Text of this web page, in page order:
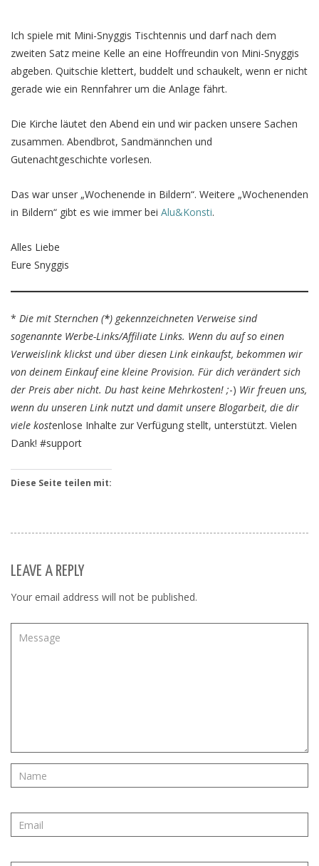
Ich spiele mit Mini-Snyggis Tischtennis und darf nach dem
zweiten Satz meine Kelle an eine Hoffreundin von Mini-Snyggis
abgeben. Quitschie klettert, buddelt und schaukelt, wenn er nicht
gerade wie ein Rennfahrer um die Anlage fährt.
Die Kirche läutet den Abend ein und wir packen unsere Sachen
zusammen. Abendbrot, Sandmännchen und
Gutenachtgeschichte vorlesen.
Das war unser „Wochenende in Bildern“. Weitere „Wochenenden
in Bildern“ gibt es wie immer bei Alu&Konsti.
Alles Liebe
Eure Snyggis
* Die mit Sternchen (*) gekennzeichneten Verweise sind
sogenannte Werbe-Links/Affiliate Links. Wenn du auf so einen
Verweislink klickst und über diesen Link einkaufst, bekommen wir
von deinem Einkauf eine kleine Provision. Für dich verändert sich
der Preis aber nicht. Du hast keine Mehrkosten! ;-) Wir freuen uns,
wenn du unseren Link nutzt und damit unsere Blogarbeit, die dir
viele kostenlose Inhalte zur Verfügung stellt, unterstützt. Vielen
Dank! #support
Diese Seite teilen mit:
LEAVE A REPLY
Your email address will not be published.